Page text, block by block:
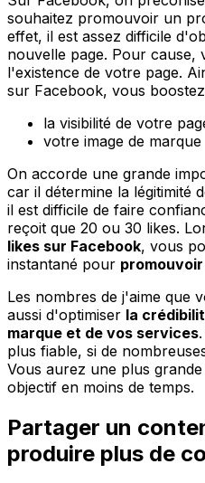
souhaitez promouvoir un
effet, il est assez difficile
nouvelle page. Pour
l'existence de votre page.
sur Facebook, vous
la visibilité de votre
votre image de marque
On accorde une grande
car il détermine la légitimité
il est difficile de faire
reçoit que 20 ou 30 likes.
likes sur Facebook, vous
instantané pour
Les nombres de j'aime que
aussi d'optimiser la
marque et de vos services
plus fiable, si de
Vous aurez une plus
objectif en moins de temps.
Partager un
produire plus de